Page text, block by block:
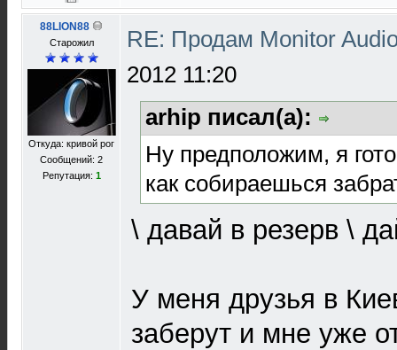
88LION88
Старожил
Откуда: кривой рог
Сообщений: 2
Репутация: 1
RE: Продам Monitor
2012 11:20
arhip писал(а):
Ну предположим, я
как собираешься
\ давай в резерв \
У меня друзья в
заберут и мне уже